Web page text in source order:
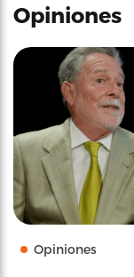
Opiniones
Opiniones